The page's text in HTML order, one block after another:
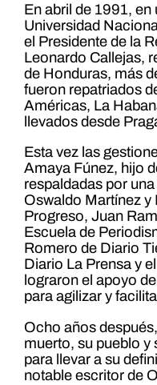
En abril de 1991,
Universidad
el Presidente de la
Leonardo Callejas,
de Honduras, más
fueron repatriados
Américas, La
llevados desde
Esta vez las
Amaya Fúnez, hijo
respaldadas por
Oswaldo Martínez y
Progreso, Juan
Escuela de
Romero de Diario
Diario La Prensa y
lograron el apoyo
para agilizar y
Ocho años
muerto, su pueblo y
para llevar a su
notable escritor de